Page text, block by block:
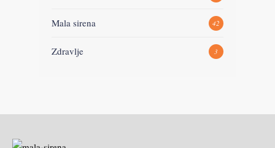
Mala sirena 42
Zdravlje 3